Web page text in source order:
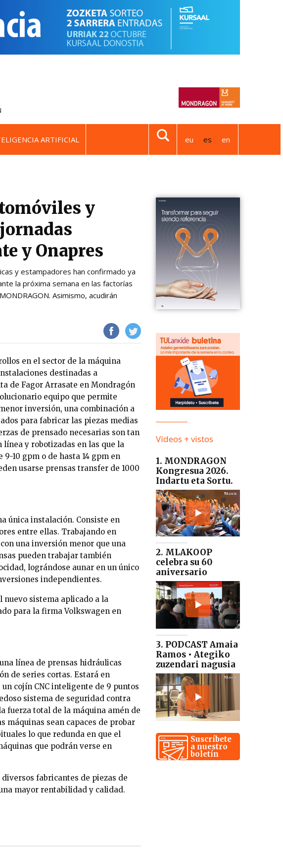
ARTIFICIAL eu es en
y
y Onapres
y estampadores han confirmado ya
la próxima semana en las factorías
Asimismo, acudirán
en el sector de la máquina
destinadas a
de Fagor Arrasate en Mondragón
equipo que permite
inversión, una combinación a
para fabricar las piezas medias
de prensado necesarias son tan
línea y robotizadas en las que la
10 gpm o de hasta 14 gpm en
usarse prensas transfer de 1000
única instalación. Consiste en
entre ellas. Trabajando en
una inversión menor que una
pueden trabajar también
lográndose aunar en un único
independientes.
sistema aplicado a la
para la firma Volkswagen en
línea de prensas hidráulicas
de series cortas. Estará en
cojín CNC inteligente de 9 puntos
sistema de seguridad contra
fuerza total de la máquina amén de
máquinas sean capaces de probar
lo que redunda en que el
que podrán verse en
fabricantes de piezas de
mayor rentabilidad y calidad.
Vídeos + vistos
1. MONDRAGON
Kongresua 2026.
Indartu eta Sortu.
2. MLAKOOP
celebra su 60
aniversario
3. PODCAST Amaia
Ramos • Ategiko
zuzendari nagusia
Suscríbete
a nuestro
boletín